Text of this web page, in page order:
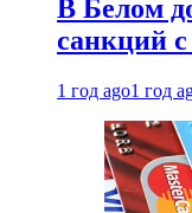
В Белом
санкций
1 год ago1 год